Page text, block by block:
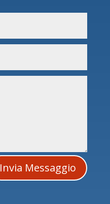
Invia Messaggio